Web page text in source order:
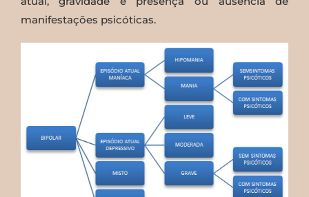
manifestações psicóticas.